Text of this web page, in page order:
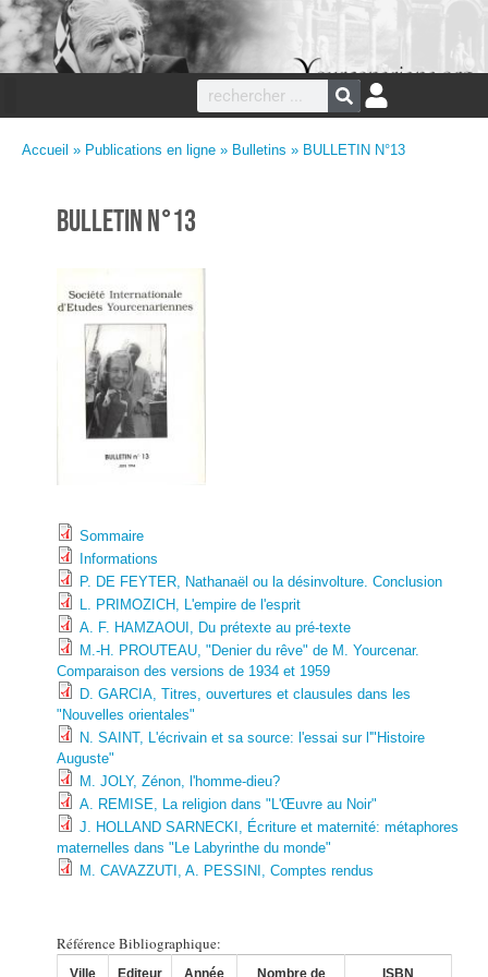
Accueil » Publications en ligne » Bulletins » BULLETIN N°13
BULLETIN N°13
Sommaire
Informations
P. DE FEYTER, Nathanaël ou la désinvolture. Conclusion
L. PRIMOZICH, L'empire de l'esprit
A. F. HAMZAOUI, Du prétexte au pré-texte
M.-H. PROUTEAU, "Denier du rêve" de M. Yourcenar.
Comparaison des versions de 1934 et 1959
D. GARCIA, Titres, ouvertures et clausules dans les
"Nouvelles orientales"
N. SAINT, L'écrivain et sa source: l'essai sur l'"Histoire
Auguste"
M. JOLY, Zénon, l'homme-dieu?
A. REMISE, La religion dans "L'Œuvre au Noir"
J. HOLLAND SARNECKI, Écriture et maternité: métaphores
maternelles dans "Le Labyrinthe du monde"
M. CAVAZZUTI, A. PESSINI, Comptes rendus
Référence Bibliographique:
Ville Editeur Année Nombre de ISBN